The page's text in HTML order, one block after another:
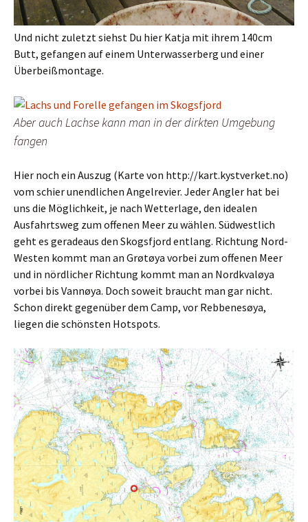
Und nicht zuletzt siehst Du hier Katja mit ihrem 140cm
Butt, gefangen auf einem Unterwasserberg und einer
Überbeißmontage.
Aber auch Lachse kann man in der dirkten Umgebung
fangen
Hier noch ein Auszug (Karte von http://kart.kystverket.no)
vom schier unendlichen Angelrevier. Jeder Angler hat bei
uns die Möglichkeit, je nach Wetterlage, den idealen
Ausfahrtsweg zum offenen Meer zu wählen. Südwestlich
geht es geradeaus den Skogsfjord entlang. Richtung Nord-
Westen kommt man an Grøtøya vorbei zum offenen Meer
und in nördlicher Richtung kommt man an Nordkvaløya
vorbei bis Vannøya. Doch soweit braucht man gar nicht.
Schon direkt gegenüber dem Camp, vor Rebbenesøya,
liegen die schönsten Hotspots.